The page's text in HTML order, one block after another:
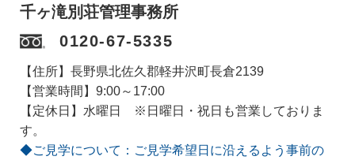
千ヶ滝別荘管理事務所
0120-67-5335
【住所】長野県北佐久郡軽井沢町長倉2139
【営業時間】9:00～17:00
【定休日】水曜日 ※日曜日・祝日も営業しておりま
す。
◆ご見学について：ご見学希望日に沿えるよう事前の